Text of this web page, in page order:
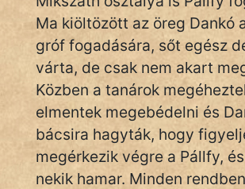
cinege
fantom
Hunor
Jób Gedeon
Láron Ádám
Ma kiöltözött az öreg Dankó
gróf fogadására, sőt egész
várta, de csak nem akart
Közben a tanárok
elmentek megebédelni és
bácsira hagyták, hogy
megérkezik végre a Pállfy,
nekik hamar. Minden